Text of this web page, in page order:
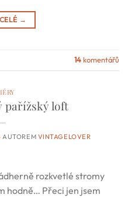
→
14komentářů
pařížský loft
AUTOREM VINTAGELOVER
rozkvetlé stromy
hodně… Přeci jen jsem